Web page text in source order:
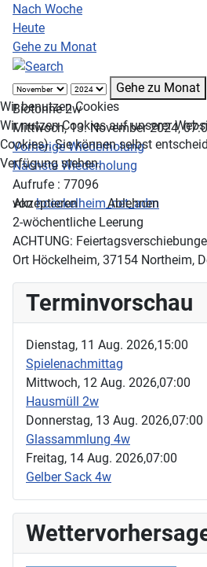
Nach Woche
Heute
Gehe zu Monat
Gehe zu Monat
Biotonne 2w
Mittwoch, 13. November 2024,
Vorherige Wiederholung
Nächste Wiederholung
Aufrufe : 77096
vonhoeckelheim_net_adm
2-wöchentliche Leerung
ACHTUNG:
Ort Höckelheim, 37154 Northeim,
Terminvorschau
Dienstag, 11 Aug. 2026,15:00
Spielenachmittag
Mittwoch, 12 Aug. 2026,07:00
Hausmüll 2w
Donnerstag, 13 Aug. 2026,07:00
Glassammlung 4w
Freitag, 14 Aug. 2026,07:00
Gelber Sack 4w
Wir benutzen Cookies
Wir nutzen Cookies auf unserer
Cookies). Sie können selbst
Verfügung stehen.
Akzeptieren
Ablehnen